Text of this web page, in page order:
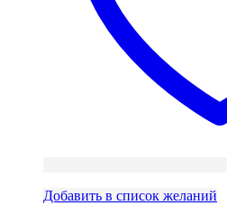
Добавить в список желаний